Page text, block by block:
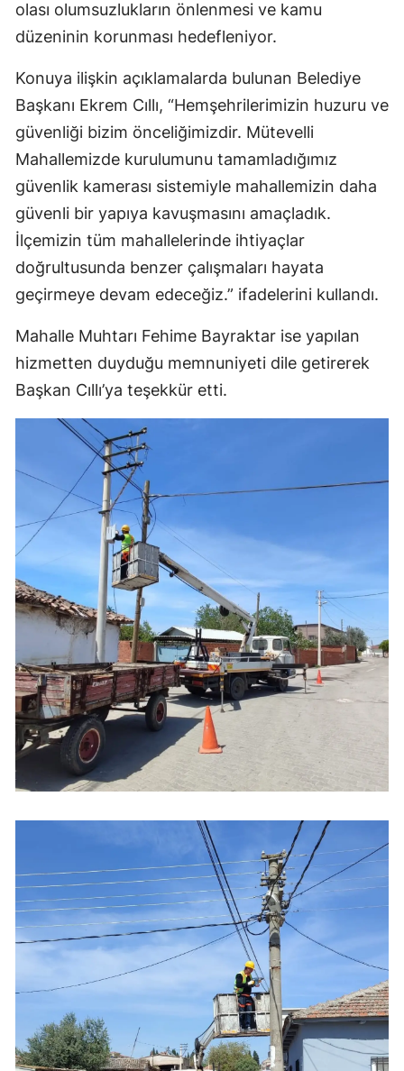
olası olumsuzlukların önlenmesi ve kamu
düzeninin korunması hedefleniyor.
Konuya ilişkin açıklamalarda bulunan Belediye
Başkanı Ekrem Cıllı, “Hemşehrilerimizin huzuru ve
güvenliği bizim önceliğimizdir. Mütevelli
Mahallemizde kurulumunu tamamladığımız
güvenlik kamerası sistemiyle mahallemizin daha
güvenli bir yapıya kavuşmasını amaçladık.
İlçemizin tüm mahallelerinde ihtiyaçlar
doğrultusunda benzer çalışmaları hayata
geçirmeye devam edeceğiz.” ifadelerini kullandı.
Mahalle Muhtarı Fehime Bayraktar ise yapılan
hizmetten duyduğu memnuniyeti dile getirerek
Başkan Cıllı’ya teşekkür etti.